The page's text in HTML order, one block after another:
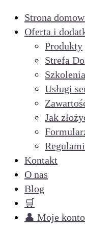
Strona
Oferta i
Produkty
Strefa
Szkolenia
Usługi
Jak
Kontakt
O nas
Blog
🛒
👤 Moje konto